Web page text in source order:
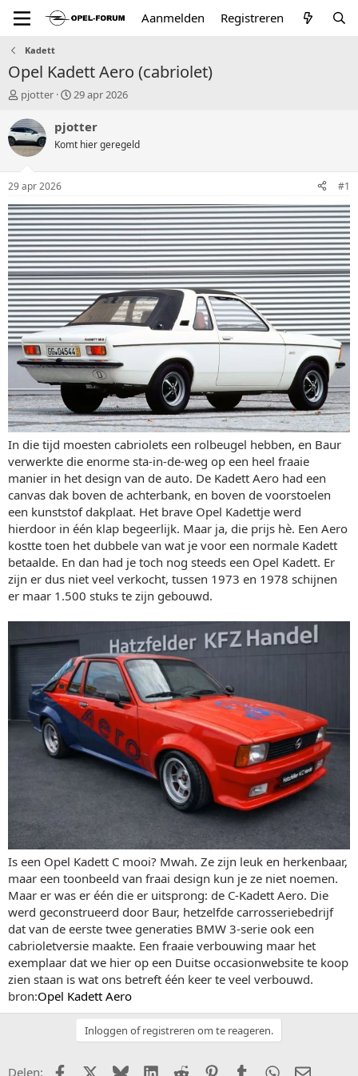
Aanmelden Registreren
Kadett
Opel Kadett Aero (cabriolet)
T
p
i
c
a
r
t
e
r
pjotter
S
a
t
u
m
29 apr 2026
pjotter
Komt hier geregeld
29 apr 2026 #1
In die tijd moesten cabriolets een rolbeugel hebben, en Baur
verwerkte die enorme sta-in-de-weg op een heel fraaie
manier in het design van de auto. De Kadett Aero had een
canvas dak boven de achterbank, en boven de voorstoelen
een kunststof dakplaat. Het brave Opel Kadettje werd
hierdoor in één klap begeerlijk. Maar ja, die prijs hè. Een Aero
kostte toen het dubbele van wat je voor een normale Kadett
betaalde. En dan had je toch nog steeds een Opel Kadett. Er
zijn er dus niet veel verkocht, tussen 1973 en 1978 schijnen
er maar 1.500 stuks te zijn gebouwd.
Is een Opel Kadett C mooi? Mwah. Ze zijn leuk en herkenbaar,
maar een toonbeeld van fraai design kun je ze niet noemen.
Maar er was er één die er uitsprong: de C-Kadett Aero. Die
werd geconstrueerd door Baur, hetzelfde carrosseriebedrijf
dat van de eerste twee generaties BMW 3-serie ook een
cabrioletversie maakte. Een fraaie verbouwing maar het
exemplaar dat we hier op een Duitse occasionwebsite te koop
zien staan is wat ons betreft één keer te veel verbouwd.
bron:Opel Kadett Aero
Inloggen of registreren om te reageren.
Delen: FacebookX (Twitter)
BlueskyLinkedIn
Reddit PinterestTumblr WhatsApp
E-mail